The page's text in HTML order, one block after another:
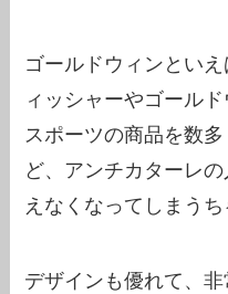
ゴールドウィンとい
ィッシャーやゴール
スポーツの商品を数
ど、アンチカターレ
えなくなってしまうち
デザインも優れて、